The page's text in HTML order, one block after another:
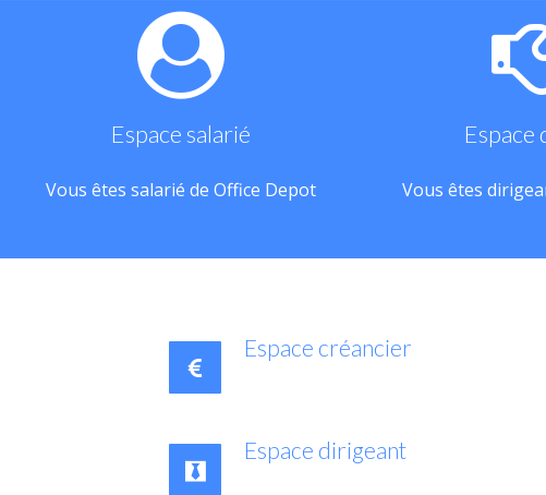
Espace salarié
Vous êtes salarié de Office Depot Vous êtes
Espace créancier
Espace dirigeant